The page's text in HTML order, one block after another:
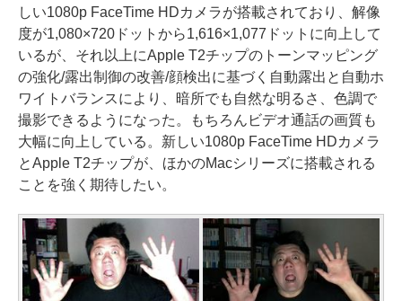
しい1080p FaceTime HDカメラが搭載されており、解像
度が1,080×720ドットから1,616×1,077ドットに向上して
いるが、それ以上にApple T2チップのトーンマッピング
の強化/露出制御の改善/顔検出に基づく自動露出と自動ホ
ワイトバランスにより、暗所でも自然な明るさ、色調で
撮影できるようになった。もちろんビデオ通話の画質も
大幅に向上している。新しい1080p FaceTime HDカメラ
とApple T2チップが、ほかのMacシリーズに搭載される
ことを強く期待したい。